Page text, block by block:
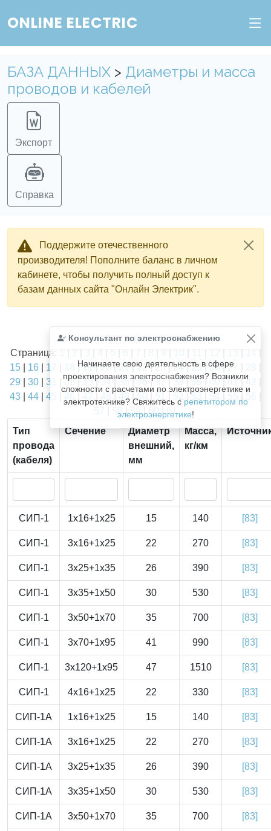
ONLINE ELECTRIC
БАЗА ДАННЫХ > Диаметры и масса
проводов и кабелей
Экспорт
Справка
Поддержите отечественного
производителя! Пополните баланс в личном
кабинете, чтобы получить полный доступ к
базам данных сайта "Онлайн Электрик".
Консультант по электроснабжению
Начинаете свою деятельность в сфере
проектирования электроснабжения? Возникли
сложности с расчетами по электроэнергетике и
электротехнике? Свяжитесь с репетитором по
электроэнергетике!
Найдено1811из1811записей.
Страница: 1 | 2 | 3 | 4 | 5 | 6 | 7 | 8 | 9 | 10 | 11 | 12 | 13 | 14 |
15
16 17 |19|20|21|22|23|24|25 |26|27
29
30 31 |32|33|34|35 |36|37|38|39| 40|41|42
43
44 45 | 49 |50 |53 54
58|59|60|61
Тип
провода
(кабеля)
Сечение
Диаметр
внешний,
мм
Масса,
кг/км
СИП-1 1x16+1x25 15 140 [83]
СИП-1 3x16+1x25 22 270 [83]
СИП-1 3x25+1x35 26 390 [83]
СИП-1 3x35+1x50 30 530 [83]
СИП-1 3x50+1x70 35 700 [83]
СИП-1 3x70+1x95 41 990 [83]
СИП-1 3x120+1x95 47 1510 [83]
СИП-1 4x16+1x25 22 330 [83]
СИП-1А 1x16+1x25 15 140 [83]
СИП-1А 3x16+1x25 22 270 [83]
СИП-1А 3x25+1x35 26 390 [83]
СИП-1А 3x35+1x50 30 530 [83]
СИП-1А 3x50+1x70 35 700 [83]